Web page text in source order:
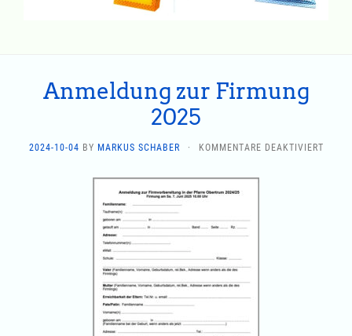
Anmeldung zur Firmung
2025
2024-10-04 BY MARKUS SCHABER · KOMMENTARE DEAKTIVIERTFÜR